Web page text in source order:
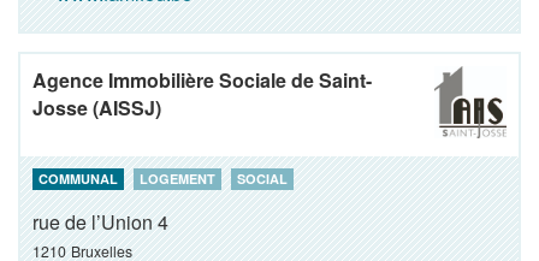
Agence Immobilière Sociale de Saint-
Josse (AISSJ)
COMMUNAL LOGEMENT SOCIAL
rue de l’Union 4
1210 Bruxelles